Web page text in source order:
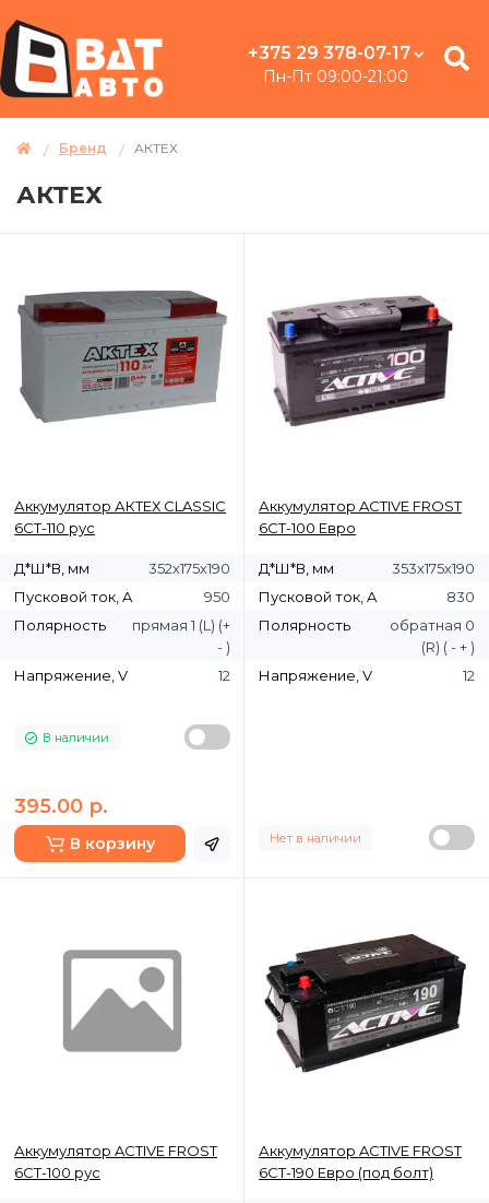
+375 29 378-07-17
Пн-Пт 09:00-21:00
Бренд АКТЕХ
АКТЕХ
Аккумулятор АКТЕХ CLASSIC
6СТ-110 рус
Д*Ш*В, мм
352х175х190
Пусковой ток, A
950
Полярность
прямая 1 (L) (+
- )
Напряжение, V
12
В наличии
395.00 р.
В корзину
Аккумулятор ACTIVE FROST
6СТ-100 Евро
Д*Ш*В, мм
353х175х190
Пусковой ток, A
830
Полярность
обратная 0
(R) ( - + )
Напряжение, V
12
Нет в наличии
Аккумулятор ACTIVE FROST
6СТ-100 рус
Аккумулятор ACTIVE FROST
6СТ-190 Евро (под болт)